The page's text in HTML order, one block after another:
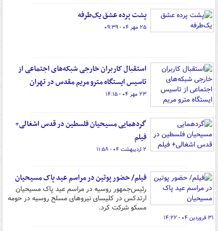
پشت پرده عشق یک‌طرفه
۲۵ مهر ۰۴ - ۰۹:۳۹
استقبال کاربران خارجی شبکه‌های اجتماعی از
تاسیس ایستگاه مترو مریم مقدس در تهران
۲۳ مهر ۰۴ - ۱۴:۱۵
گردهمایی مسیحیان فلسطین در قدس اشغالی+
فیلم
۲ اردیبهشت ۰۴ - ۱۱:۵۸
فیلم/ حضور پوتین در مراسم عید پاک مسیحیان
رئیس‌جمهور روسیه در مراسم عید پاک مسیحیان
ارتدکس در کلیسای نیروهای مسلح روسیه در حومه
مسکو شرکت کرد.
۳۱ فروردین ۰۴ - ۱۴:۲۲